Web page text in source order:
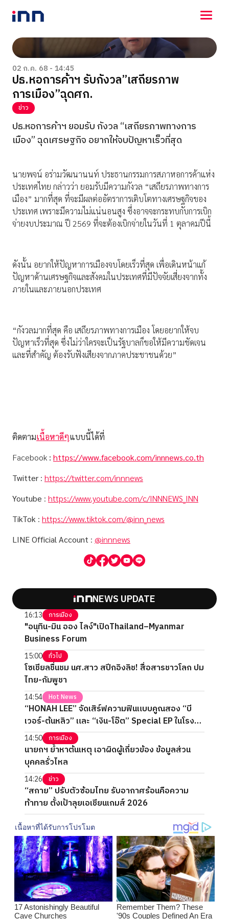
NEWS
ENTERTAINMENT
LIFESTYLE
HOROSCOPE
LOTTERY
VIDEO
ร่วมด้วยช่วยกัน
02 ก.ค. 68 - 14:45
ปธ.หอการค้าฯ รับกังวล”เสถียรภาพ
การเมือง”ฉุดศก.
ข่าว
ปธ.หอการค้าฯ ยอมรับ กังวล “เสถียรภาพทางการ
เมือง” ฉุดเศรษฐกิจ อยากให้จบปัญหาเร็วที่สุด
นายพจน์ อร่ามวัฒนานนท์ ประธานกรรมการสภาหอการค้าแห่ง
ประเทศไทย กล่าวว่า ยอมรับมีความกังวล “เสถียรภาพทางการ
เมือง” มากที่สุด ที่จะมีผลต่ออัตราการเติบโตทางเศรษฐกิจของ
ประเทศ เพราะมีความไม่แน่นอนสูง ซึ่งอาจจะกระทบกับการเบิก
จ่ายงบประมาณ ปี 2569 ที่จะต้องเบิกจ่ายในวันที่ 1 ตุลาคมปีนี้
ดังนั้น อยากให้ปัญหาการเมืองจบโดยเร็วที่สุด เพื่อเดินหน้าแก้
ปัญหาด้านเศรษฐกิจและสังคมในประเทศที่มีปัจจัยเสี่ยงจากทั้ง
ภายในและภายนอกประเทศ
“กังวลมากที่สุด คือ เสถียรภาพทางการเมือง โดยอยากให้จบ
ปัญหาเร็วที่สุด ซึ่งไม่ว่าใครจะเป็นรัฐบาลก็ขอให้มีความชัดเจน
และที่สำคัญ ต้องรับฟังเสียงจากภาคประชาชนด้วย”
ติดตามเนื้อหาดีๆแบบนี้ได้ที่
Facebook : https://www.facebook.com/innnews.co.th
Twitter : https://twitter.com/innnews
Youtube : https://www.youtube.com/c/INNNEWS_INN
TikTok : https://www.tiktok.com/@inn_news
LINE Official Account : @innnews
NEWS UPDATE
16:13 การเมือง
"อนุทิน-มิน ออง ไลง์"เปิดThailand–Myanmar
Business Forum
15:00 ทั่วไป
โซเชียลชื่นชม นศ.สาว สปีกอิงลิช! สื่อสารชาวโลก ปม
ไทย-กัมพูชา
14:54 Hot News
“HONAH LEE” จัดเสิร์ฟความฟินแบบคูณสอง “บี
เวอร์-ต้นหลิว” และ “เงิน-โอ๊ต” Special EP ในโรง
ภาพยนตร์ 2 วันเต็ม
14:50 การเมือง
นายกฯ ย้ำหาต้นเหตุ เอาผิดผู้เกี่ยวข้อง ข้อมูลส่วน
บุคคลรั่วไหล
14:26 ข่าว
“สกาย” ปรับตัวซ้อมไทย รับอากาศร้อนคือความ
ท้าทาย ตั้งเป้าลุยเอเชียนเกมส์ 2026